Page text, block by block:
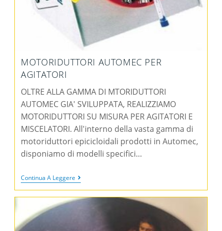
MOTORIDUTTORI AUTOMEC PER
AGITATORI
OLTRE ALLA GAMMA DI MTORIDUTTORI
AUTOMEC GIA' SVILUPPATA, REALIZZIAMO
MOTORIDUTTORI SU MISURA PER AGITATORI E
MISCELATORI. All'interno della vasta gamma di
motoriduttori epicicloidali prodotti in Automec,
disponiamo di modelli specifici…
Continua A Leggere